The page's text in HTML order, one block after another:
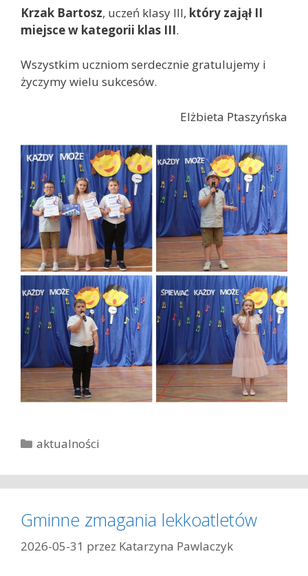
Krzak Bartosz, uczeń klasy III, który zajął II
miejsce w kategorii klas III.
Wszystkim uczniom serdecznie gratulujemy i
życzymy wielu sukcesów.
Elżbieta Ptaszyńska
K
t
e
o
r
aktualności
Gminne zmagania lekkoatletów
2026-05-31 przez Katarzyna Pawlaczyk